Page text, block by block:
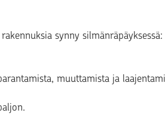
synny silmänräpäyksessä:
muuttamista ja